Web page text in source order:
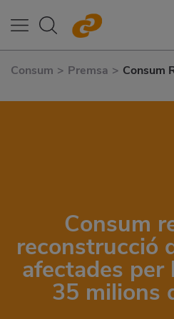
Consum > Premsa > Consum
Dana
Consum
reconstrucció
afectades per
35 milions